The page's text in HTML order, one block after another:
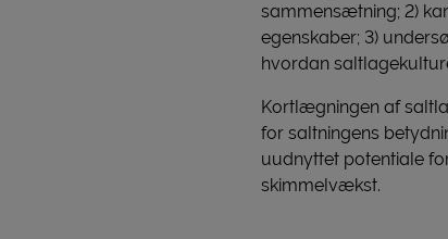
sammensætning; 2)
egenskaber; 3)
hvordan
Kortlægningen af
for saltningens
uudnyttet potentiale
skimmelvækst.